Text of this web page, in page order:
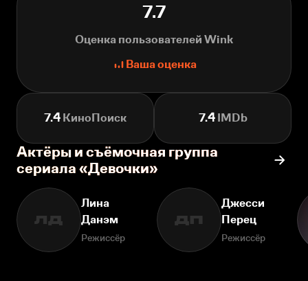
7.7
Оценка пользователей Wink
Ваша оценка
7.4 КиноПоиск 7.4IMDb
Актёры и съёмочная группа
сериала «Девочки»
ЛД
Лина
Данэм
Режиссёр
ДП
Джесси
Перец
Режиссёр